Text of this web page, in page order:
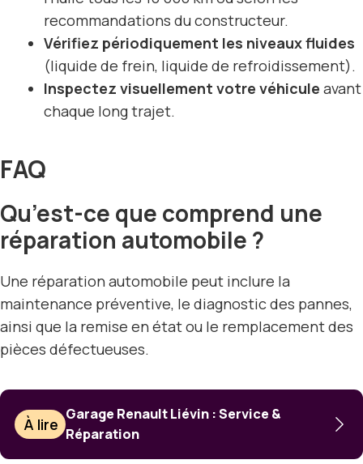
recommandations du constructeur.
Vérifiez périodiquement les niveaux fluides
(liquide de frein, liquide de refroidissement).
Inspectez visuellement votre véhicule avant
chaque long trajet.
FAQ
Qu’est-ce que comprend une
réparation automobile ?
Une réparation automobile peut inclure la
maintenance préventive, le diagnostic des pannes,
ainsi que la remise en état ou le remplacement des
pièces défectueuses.
À lire
Garage Renault Liévin : Service &
Réparation